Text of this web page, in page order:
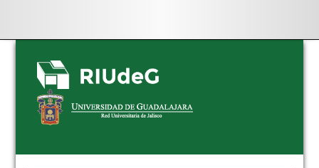
Skip
navigation